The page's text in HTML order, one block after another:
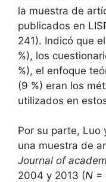
la muestra de
publicados en
241). Indicó que
%), los
%), el enfoque
(9 %) eran los
utilizados en
Por su parte, Luo
una muestra de
Journal of
2004 y 2013 (N =